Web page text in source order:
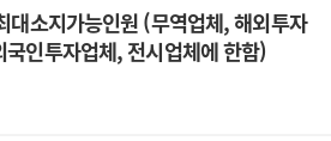
대소지가능인원 (무역업체, 해외투자
인투자업체, 전시업체에 한함)